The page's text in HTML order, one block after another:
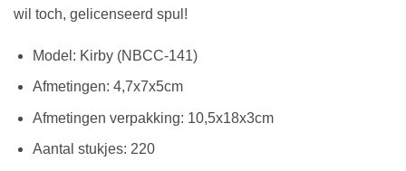
wil toch, gelicenseerd spul!
Model: Kirby (NBCC-141)
Afmetingen: 4,7x7x5cm
Afmetingen verpakking: 10,5x18x3cm
Aantal stukjes: 220